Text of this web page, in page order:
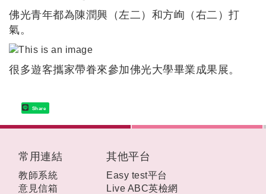
佛光青年都為陳潤興（左二）和方峋（右二）打
氣。
很多遊客攜家帶眷來參加佛光大學畢業成果展。
Share
常用連結
教師系統
意見信箱
其他平台
Easy test平台
Live ABC英檢網